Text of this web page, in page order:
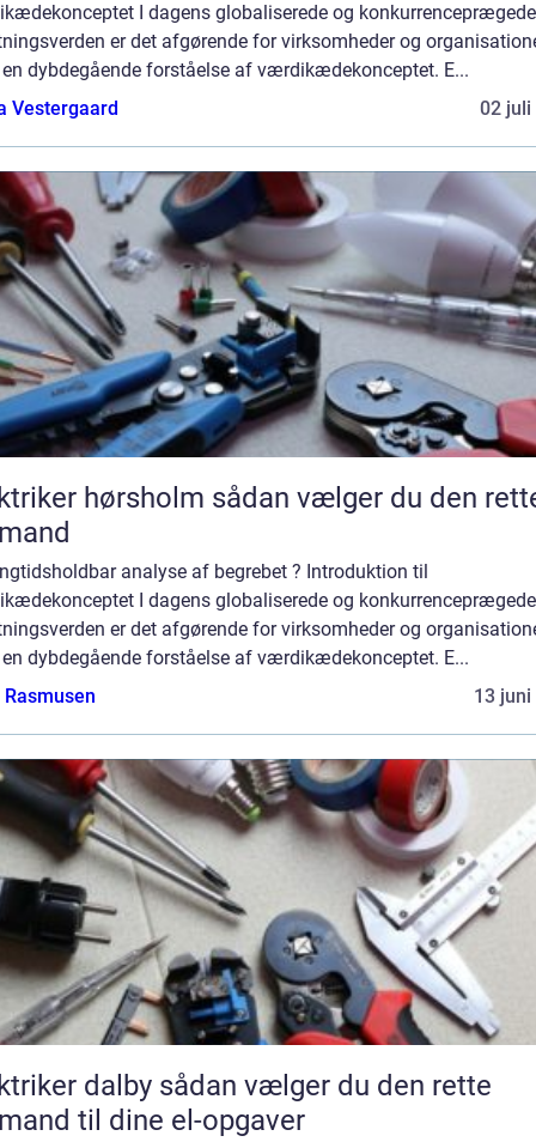
I dagens globaliserede og konkurrenceprægede
er det afgørende for virksomheder og
dybdegående forståelse af værdikædekonceptet. E...
Vestergaard
02 juli
hørsholm sådan vælger du den rette
analyse af begrebet ? Introduktion til
I dagens globaliserede og konkurrenceprægede
er det afgørende for virksomheder og
dybdegående forståelse af værdikædekonceptet. E...
13 juni
sådan vælger du den rette
til dine el-opgaver